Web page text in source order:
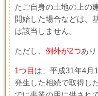
たご自身の土地の上の
開始した場合などは、
は該当しません。
ただし、 例外が2つあり
1つ目 は、平成31年4月
発生した相続で取得し